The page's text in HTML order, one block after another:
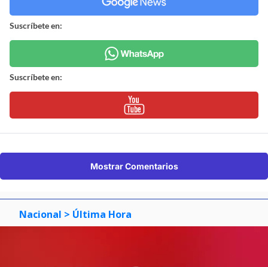
Suscríbete en:
Suscríbete en:
Mostrar Comentarios
Nacional > Última Hora